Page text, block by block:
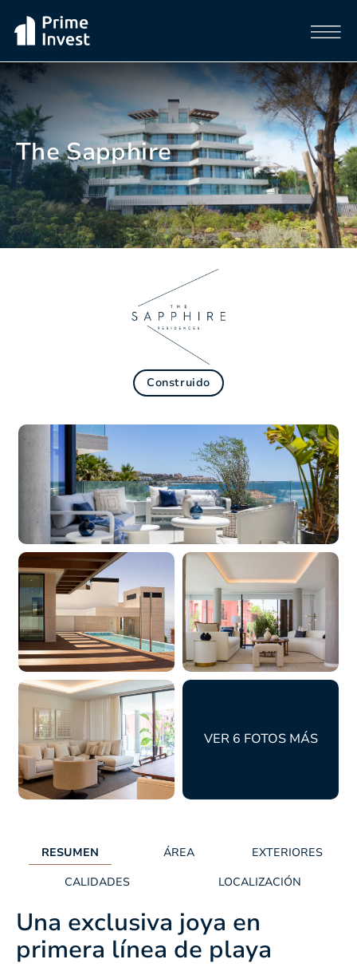
The Sapphire
Construido
VER 6 FOTOS MÁS
RESUMEN ÁREA
EXTERIORES
CALIDADES
LOCALIZACIÓN
Una exclusiva joya en
primera línea de playa